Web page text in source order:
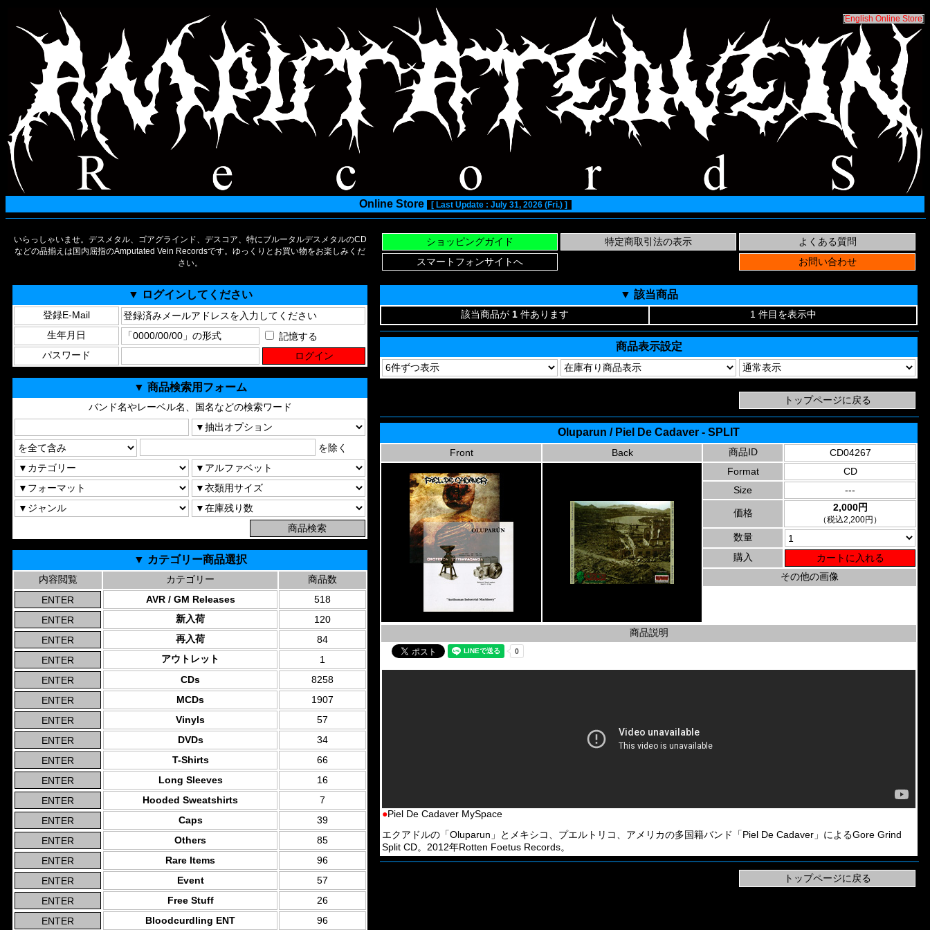
[English Online Store]
Online Store [ Last Update : July 31, 2026 (Fri.) ]
いらっしゃいませ。デスメタル、ゴアグラインド、デスコア、特にブルータルデスメタルのCD
などの品揃えは国内屈指のAmputated Vein Recordsです。ゆっくりとお買い物をお楽しみくだ
さい。
▼ ログインしてください
登録E-Mail
生年月日
記憶する
パスワード
▼ 商品検索用フォーム
バンド名やレーベル名、国名などの検索ワード
を除く
▼ カテゴリー商品選択
内容閲覧 カテゴリー
商品数
AVR / GM Releases
518
新入荷
120
再入荷
84
アウトレット
1
CDs
8258
MCDs
1907
Vinyls
57
DVDs
34
T-Shirts
66
Long Sleeves
16
Hooded Sweatshirts
7
Caps
39
Others
85
Rare Items
96
Event
57
Free Stuff
26
Bloodcurdling ENT
96
▼ 該当商品
該当商品が 1 件あります 1 件目を表示中
商品表示設定
Oluparun / Piel De Cadaver - SPLIT
Front Back 商品ID
CD04267
Format
CD
Size
---
価格 2,000円
（税込2,200円）
数量
購入
その他の画像
商品説明
●Piel De Cadaver MySpace
エクアドルの「Oluparun」とメキシコ、プエルトリコ、アメリカの多国籍バンド「Piel De Cadaver」によるGore Grind
Split CD。2012年Rotten Foetus Records。